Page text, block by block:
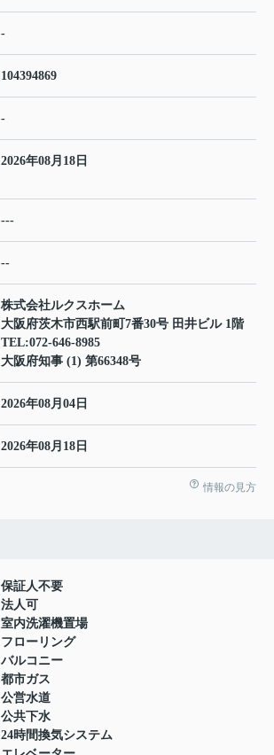
-
104394869
-
2026年08月18日
---
--
株式会社ルクスホーム
大阪府茨木市西駅前町7番30号 田井ビル 1階
TEL:072-646-8985
大阪府知事 (1) 第66348号
2026年08月04日
2026年08月18日
情報の見方
保証人不要
法人可
室内洗濯機置場
フローリング
バルコニー
都市ガス
公営水道
公共下水
24時間換気システム